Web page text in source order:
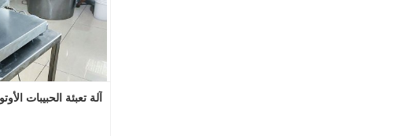
آلة تعبئة الحبيبات